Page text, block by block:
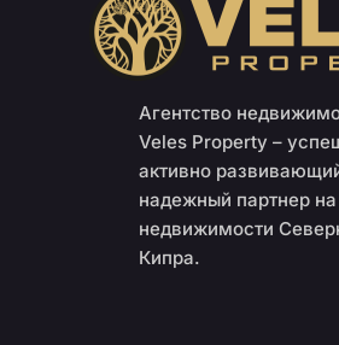
Агентство
Veles Property –
активно
надежный партнер
недвижимости
Кипра.